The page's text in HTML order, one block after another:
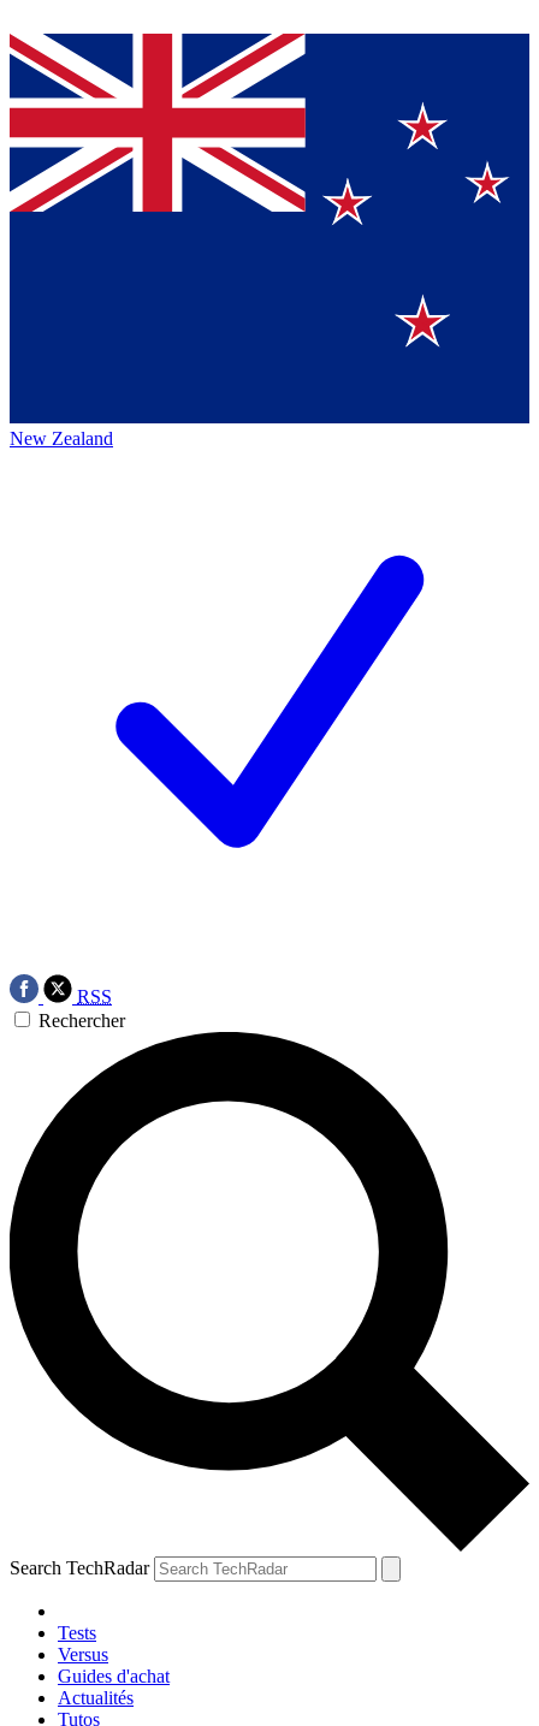
New Zealand
RSS
Rechercher
Search TechRadar
Tests
Versus
Guides d'achat
Actualités
Tutos